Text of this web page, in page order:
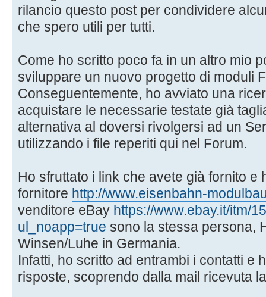
rilancio questo post per condividere
che spero utili per tutti.
Come ho scritto poco fa in un altro mio
sviluppare un nuovo progetto di moduli
Conseguentemente, ho avviato una
acquistare le necessarie testate già
alternativa al doversi rivolgersi ad un
utilizzando i file reperiti qui nel Forum.
Ho sfruttato i link che avete già fornito e
fornitore http://www.eisenbahn-
venditore eBay https://www.ebay.it/itm/
ul_noapp=true sono la stessa persona,
Winsen/Luhe in Germania.
Infatti, ho scritto ad entrambi i contatti e
risposte, scoprendo dalla mail ricevuta